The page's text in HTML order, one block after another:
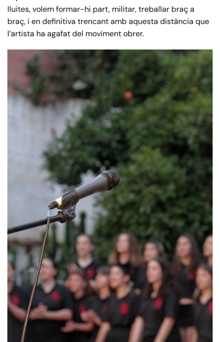
lluites, volem formar-hi part, militar, treballar braç a
braç, i en definitiva trencant amb aquesta distància que
l’artista ha agafat del moviment obrer.